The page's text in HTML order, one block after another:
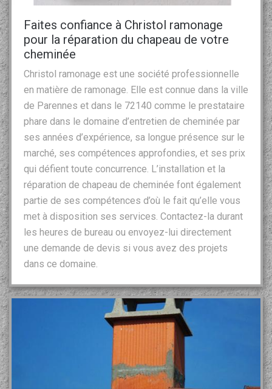
Faites confiance à Christol ramonage
pour la réparation du chapeau de votre
cheminée
Christol ramonage est une société professionnelle
en matière de ramonage. Elle est connue dans la ville
de Parennes et dans le 72140 comme le prestataire
phare dans le domaine d’entretien de cheminée par
ses années d’expérience, sa longue présence sur le
marché, ses compétences approfondies, et ses prix
qui défient toute concurrence. L’installation et la
réparation de chapeau de cheminée font également
partie de ses compétences d’où le fait qu’elle vous
met à disposition ses services. Contactez-la durant
les heures de bureau ou envoyez-lui directement
une demande de devis si vous avez des projets
dans ce domaine.